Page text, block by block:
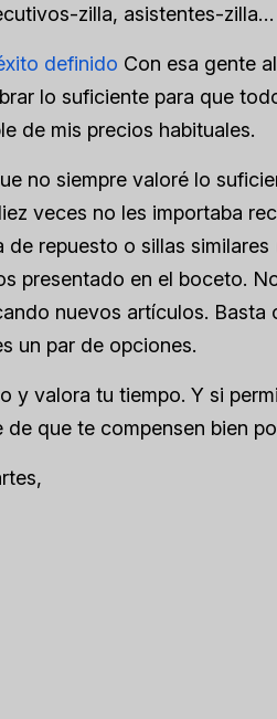
zilla, asistentes-
definido Con esa gente
lo suficiente para que
de mis precios habituales.
no siempre valoré lo
veces no les importaba
de repuesto o sillas
presentado en el boceto.
nuevos artículos. Basta
un par de opciones.
y valora tu tiempo. Y si
que te compensen bien